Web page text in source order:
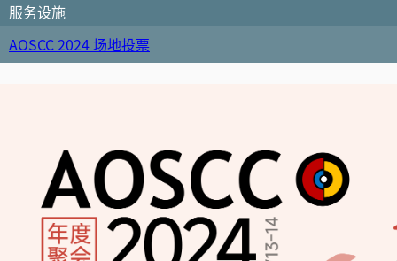
服务设施
AOSCC 2024 场地投票